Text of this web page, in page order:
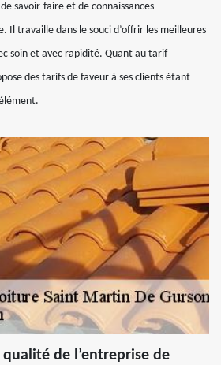
savoir-faire et de connaissances
Il travaille dans le souci d’offrir les meilleures
soin et avec rapidité. Quant au tarif
des tarifs de faveur à ses clients étant
de l’entreprise de